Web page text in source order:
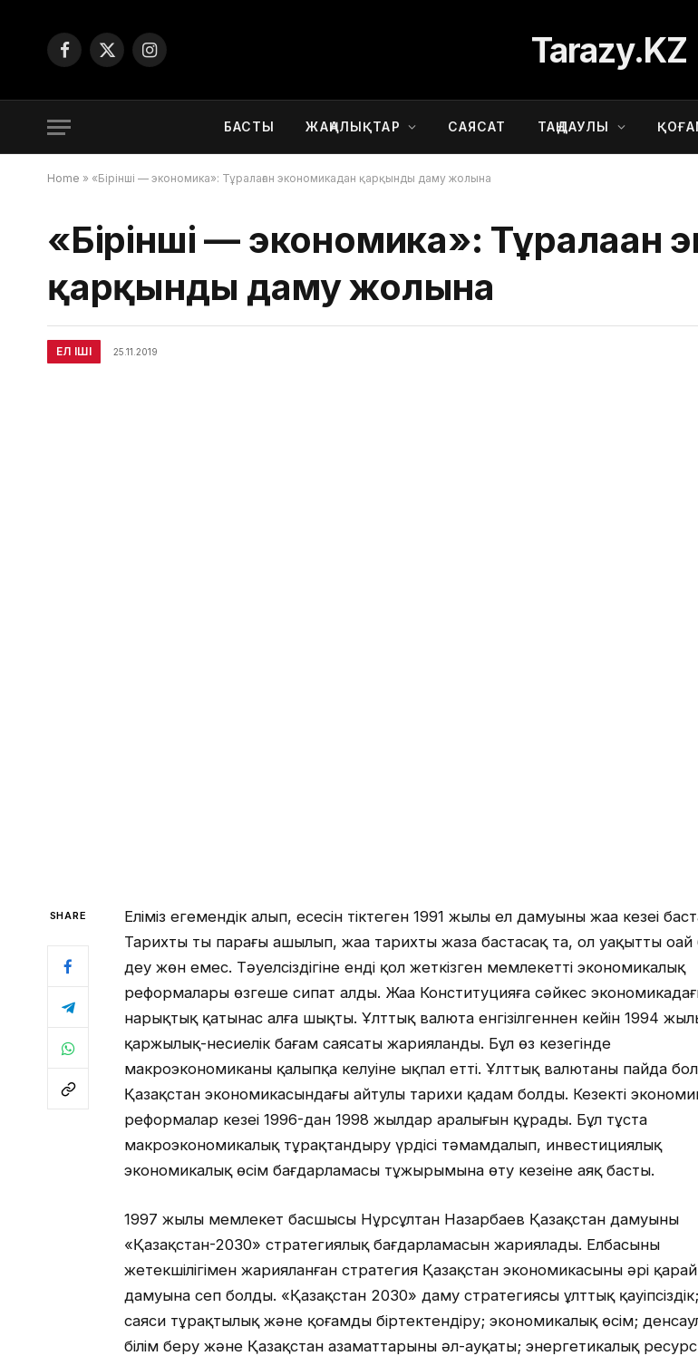
Facebook
X
Instagram Tarazy.KZ
БАСТЫ ЖАҢАЛЫҚТАР САЯСАТ ТАҢДАУЛЫ
Home » «Бірінші — экономика»: Тұралаған экономикадан қарқынды даму жолына
«Бірінші — экономика»: Тұралаған
қарқынды даму жолына
ЕЛ ІШІ 25.11.2019
SHARE
Еліміз егемендік алып, еңсесін тіктеген 1991 жылы ел дамуының жаңа кезеңі
Тарихтың тың парағы ашылып, жаңа тарихты жаза бастасақ та, ол уақытты
деу жөн емес. Тәуелсіздігіне енді қол жеткізген мемлекеттің экономикалық
реформалары өзгеше сипат алды. Жаңа Конституцияға сәйкес
нарықтық қатынас алға шықты. Ұлттық валюта енгізілгеннен кейін 1994
қаржылық-несиелік бағам саясаты жарияланды. Бұл өз кезегінде
макроэкономиканың қалыпқа келуіне ықпал етті. Ұлттық валютаның пайда
Қазақстан экономикасындағы айтулы тарихи қадам болды. Кезекті
реформалар кезеңі 1996-дан 1998 жылдар аралығын құрады. Бұл тұста
макроэкономикалық тұрақтандыру үрдісі тәмамдалып, инвестициялық
экономикалық өсім бағдарламасы тұжырымына өту кезеңіне аяқ басты.
1997 жылы мемлекет басшысы Нұрсұлтан Назарбаев Қазақстан дамуының
«Қазақстан-2030» стратегиялық бағдарламасын жариялады. Елбасының
жетекшілігімен жарияланған стратегия Қазақстан экономикасының әрі қарай
дамуына сеп болды. «Қазақстан 2030» даму стратегиясы ұлттық қауіпсіздік;
саяси тұрақтылық және қоғамды біртектендіру; экономикалық өсім;
білім беру және Қазақстан азаматтарының әл-ауқаты; энергетикалық